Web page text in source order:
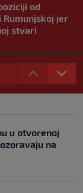
od
jer
stvari
kolapsu u
Gorom:
linije i
u otvorenoj
na